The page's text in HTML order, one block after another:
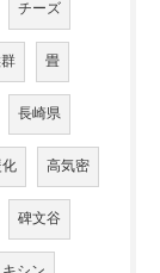
チーズ
畳
長崎県
化 高気密
碑文谷